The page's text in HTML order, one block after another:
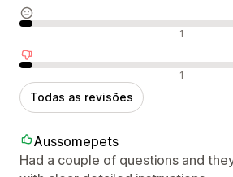
Avaliações neutras 1
Avaliações negativas 1
Todas as revisões
Aussomepets
Had a couple of questions and